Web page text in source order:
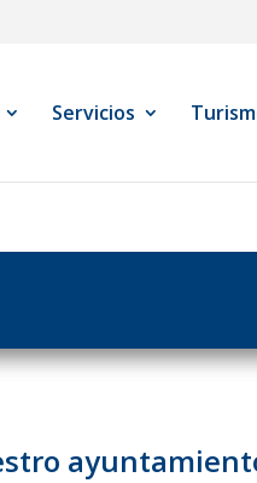
Servicios